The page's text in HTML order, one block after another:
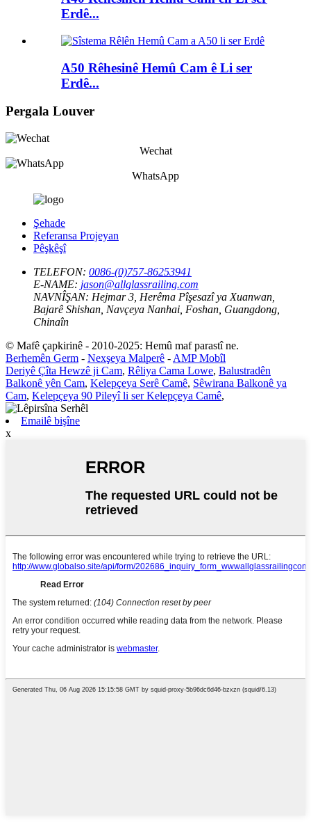
Erdê...
A50 Rêhesinê Hemû Cam ê Li ser
Erdê...
Pergala Louver
Wechat
WhatsApp
Şehade
Referansa Projeyan
Pêşkêşî
TELEFON: 0086-(0)757-86253941
E-NAME: jason@allglassrailing.com
NAVNÎŞAN: Hejmar 3, Herêma Pîşesazî ya Xuanwan,
Bajarê Shishan, Navçeya Nanhai, Foshan, Guangdong,
Chinaîn
© Mafê çapkirinê - 2010-2025: Hemû maf parastî ne.
Berhemên Germ - Nexşeya Malperê - AMP Mobîl
Deriyê Çîta Hewzê ji Cam, Rêliya Cama Lowe, Balustradên
Balkonê yên Cam, Kelepçeya Serê Camê, Sêwirana Balkonê ya
Cam, Kelepçeya 90 Pileyî li ser Kelepçeya Camê,
Emailê bişîne
x